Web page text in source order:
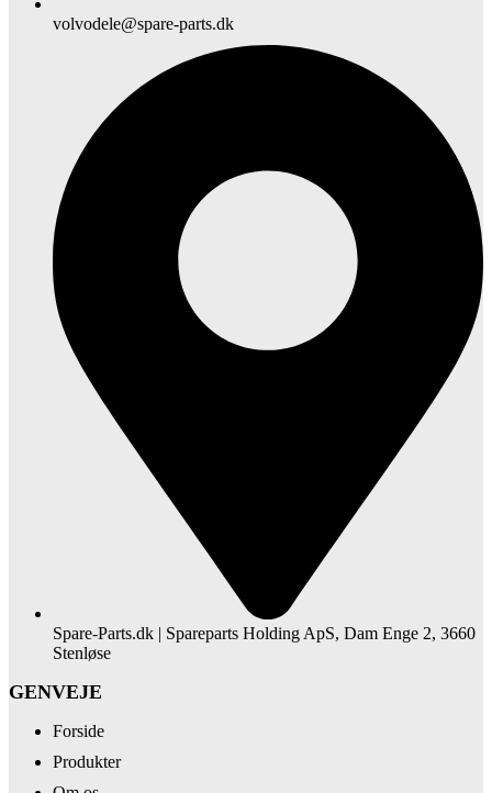
volvodele@spare-parts.dk
Spare-Parts.dk | Spareparts Holding ApS, Dam Enge 2, 3660
Stenløse
GENVEJE
Forside
Produkter